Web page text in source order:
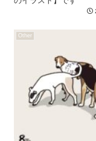
Other